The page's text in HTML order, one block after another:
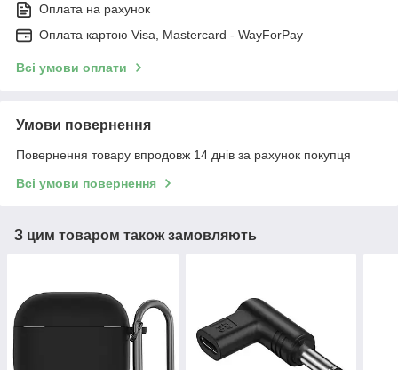
Оплата на рахунок
Оплата картою Visa, Mastercard - WayForPay
Всі умови оплати
Умови повернення
Повернення товару впродовж 14 днів за рахунок покупця
Всі умови повернення
З цим товаром також замовляють